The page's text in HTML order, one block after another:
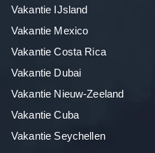
Vakantie IJsland
Vakantie Mexico
Vakantie Costa Rica
Vakantie Dubai
Vakantie Nieuw-Zeeland
Vakantie Cuba
Vakantie Seychellen